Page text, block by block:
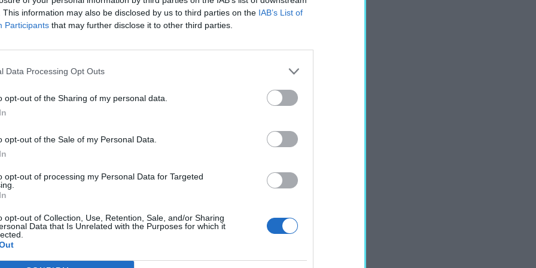
This information may also be disclosed by us to third parties on the IAB’s List of
Participants that may further disclose it to other third parties.
Data Processing Opt Outs
opt-out of the Sharing of my personal data.
opt-out of the Sale of my Personal Data.
opt-out of processing my Personal Data for Targeted
opt-out of Collection, Use, Retention, Sale, and/or Sharing
Data that Is Unrelated with the Purposes for which it
területén
vagy az
a
építési technikus
nyújtanak,